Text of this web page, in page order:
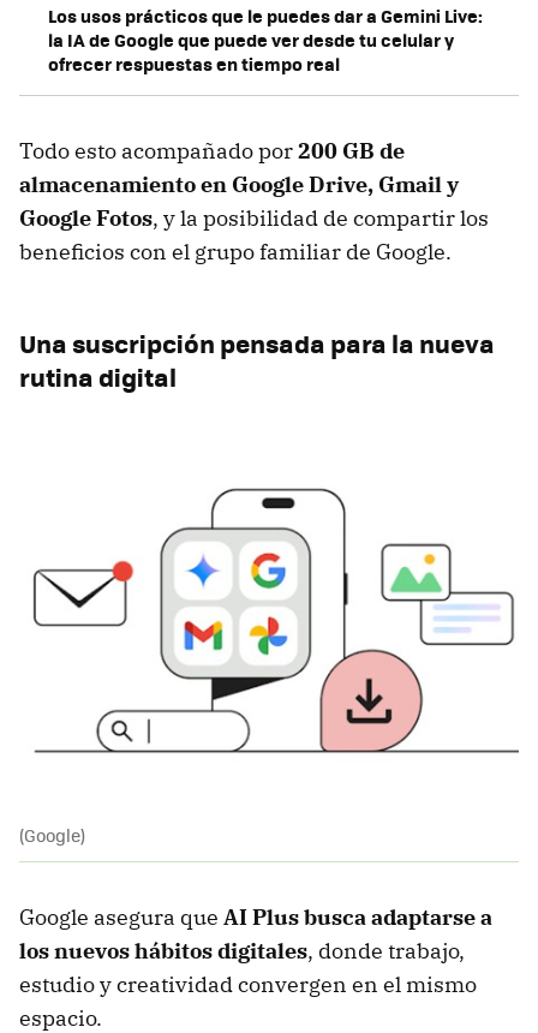
Los usos prácticos que le puedes dar a Gemini Live:
la IA de Google que puede ver desde tu celular y
ofrecer respuestas en tiempo real
Todo esto acompañado por200 GB de
almacenamiento en Google Drive, Gmail y
Google Fotos, y la posibilidad de compartir los
beneficios con el grupo familiar de Google.
Una suscripción pensada para la nueva
rutina digital
(Google)
Google asegura que AI Plusbusca adaptarse a
los nuevos hábitos digitales, donde trabajo,
estudio y creatividad convergen en el mismo
espacio.